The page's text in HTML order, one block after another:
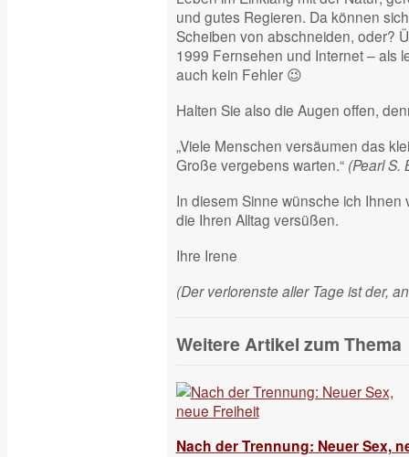
und gutes Regieren. Da können
Scheiben von abschneiden, oder?
1999 Fernsehen und Internet – als
auch kein Fehler 😉
Halten Sie also die Augen offen,
„Viele Menschen versäumen das
Große vergebens warten.“ (Pearl S.
In diesem Sinne wünsche ich Ihnen
die Ihren Alltag versüßen.
Ihre Irene
(Der verlorenste aller Tage ist der,
Weitere Artikel zum Thema
Nach der Trennung: Neuer Sex,